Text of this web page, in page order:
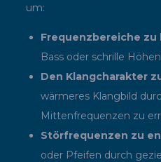
um:
Frequenzbereiche zu
Bass oder schrille
Den Klangcharakter
wärmeres Klangbild
Mittenfrequenzen zu
Störfrequenzen zu
oder Pfeifen durch